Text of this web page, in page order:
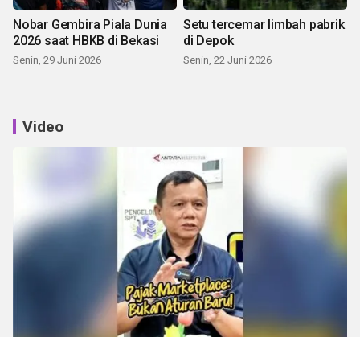
Nobar Gembira Piala Dunia
2026 saat HBKB di Bekasi
Senin, 29 Juni 2026
Setu tercemar limbah pabrik
di Depok
Senin, 22 Juni 2026
Video